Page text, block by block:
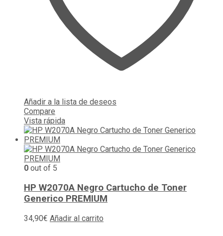
Añadir a la lista de deseos
Compare
Vista rápida
0 out of 5
HP W2070A Negro Cartucho de Toner
Generico PREMIUM
34,90€ Añadir al carrito